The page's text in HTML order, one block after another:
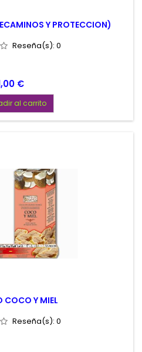
Y PROTECCION)
Reseña(s): 0
€
al carrito
COCO Y MIEL
Reseña(s): 0